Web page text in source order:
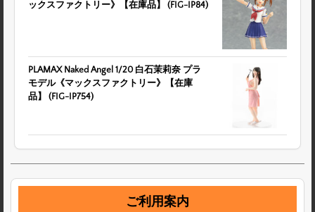
ックスファクトリー》【在庫品】 (FIG-IP84)
PLAMAX Naked Angel 1/20 白石茉莉奈 プラ
モデル《マックスファクトリー》【在庫
品】 (FIG-IP754)
ご利用案内